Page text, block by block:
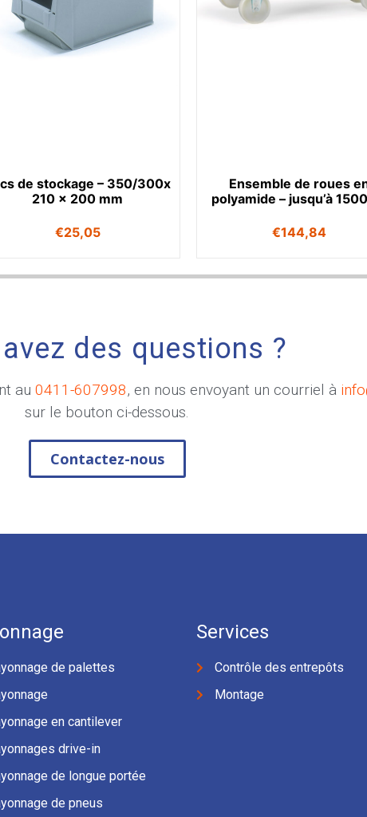
de stockage – 350/300x
210 x 200 mm
€25,05
Ensemble de roues
polyamide – jusqu’à
€144,84
des questions ?
au 0411-607998, en nous envoyant un courriel à
sur le bouton ci-dessous.
Contactez-nous
de palettes
en cantilever
drive-in
de longue portée
de pneus
Services
Contrôle des entrepôts
Montage